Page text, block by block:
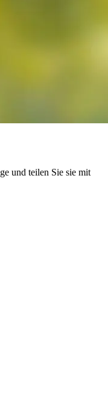
und teilen Sie sie mit